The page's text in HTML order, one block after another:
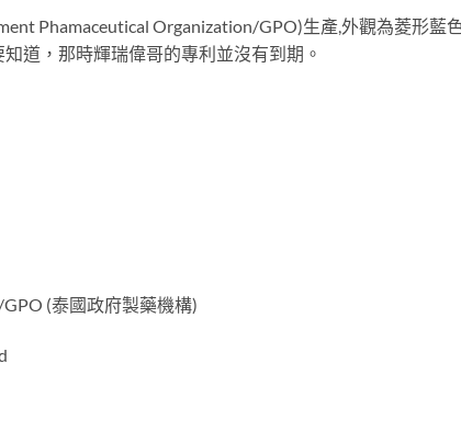
Phamaceutical Organization/GPO)生產,外觀為菱形藍
道，那時輝瑞偉哥的專利並沒有到期。
(泰國政府製藥機構)